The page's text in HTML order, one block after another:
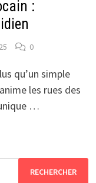
:
0
qu’un simple
les rues des
…